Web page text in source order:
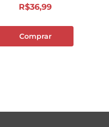
R$36,99
Comprar